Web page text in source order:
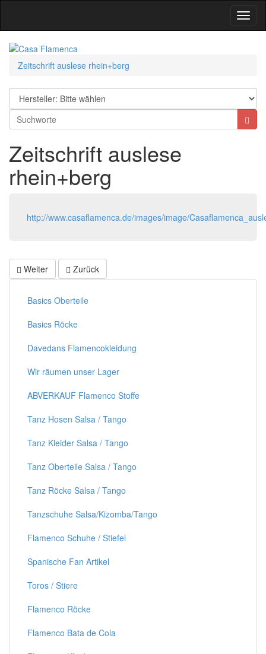
Zeitschrift auslese rhein+berg
Zeitschrift auslese
rhein+berg
http://www.casaflamenca.de/images/image/
Weiter Zurück
Basics Oberteile
Basics Röcke
Davedans Flamencokleidung
Wir räumen unser Lager
ABVERKAUF Flamenco Stoffe
Tanz Hosen Salsa / Tango
Tanz Kleider Salsa / Tango
Tanz Oberteile Salsa / Tango
Tanz Röcke Salsa / Tango
Tanzschuhe Salsa/Kizomba/Tango
Flamenco Schuhe / Stiefel
Spanische Fan Artikel
Toros / Stiere
Flamenco Röcke
Flamenco Bata de Cola